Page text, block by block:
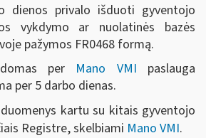
dienos privalo išduoti gyventojo
vykdymo ar nuolatinės bazės
pažymos FR0468 formą.
per Mano VMI paslauga
per 5 darbo dienas.
kartu su kitais gyventojo
Registre, skelbiami Mano VMI.